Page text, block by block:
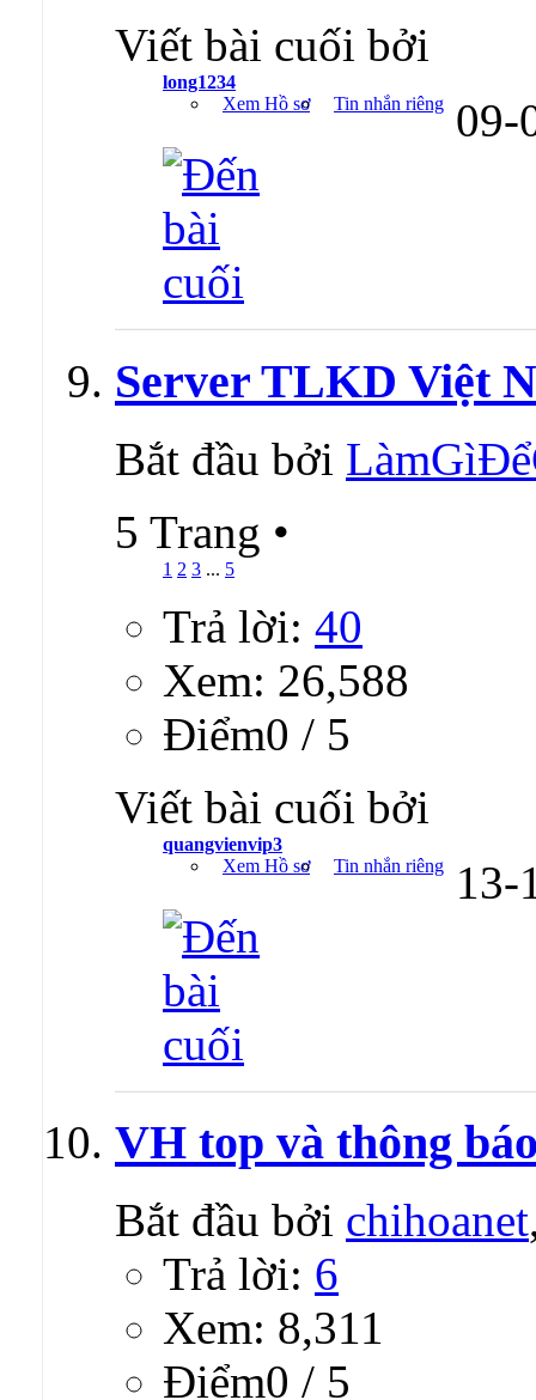
Viết bài cuối bởi
long1234
Xem Hồ sơ
Tin nhắn riêng 09-
Server TLKD Việt
Bắt đầu bởi
5 Trang •
1 2 3 ... 5
Trả lời: 40
Xem: 26,588
Ðiểm0 / 5
Viết bài cuối bởi
quangvienvip3
Xem Hồ sơ
Tin nhắn riêng 13-
VH top và thông
Bắt đầu bởi chihoanet
Trả lời: 6
Xem: 8,311
Ðiểm0 / 5